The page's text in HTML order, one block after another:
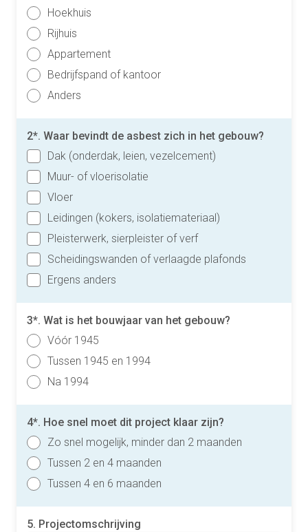
Hoekhuis
Rijhuis
Appartement
Bedrijfspand of kantoor
Anders
2*. Waar bevindt de asbest zich in het gebouw?
Dak (onderdak, leien, vezelcement)
Muur- of vloerisolatie
Vloer
Leidingen (kokers, isolatiemateriaal)
Pleisterwerk, sierpleister of verf
Scheidingswanden of verlaagde plafonds
Ergens anders
3*. Wat is het bouwjaar van het gebouw?
Vóór 1945
Tussen 1945 en 1994
Na 1994
4*. Hoe snel moet dit project klaar zijn?
Zo snel mogelijk, minder dan 2 maanden
Tussen 2 en 4 maanden
Tussen 4 en 6 maanden
5. Projectomschrijving